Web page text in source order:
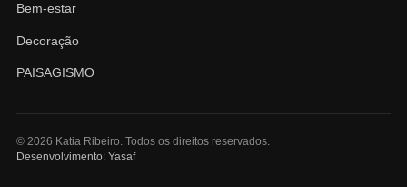
Bem-estar
Decoração
PAISAGISMO
© 2026 Katia Ribeiro. Todos os direitos reservados.
Desenvolvimento: Yasaf